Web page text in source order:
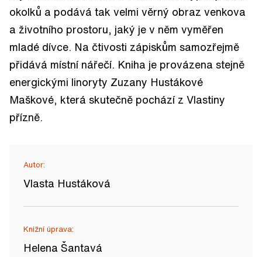
okolků a podává tak velmi věrný obraz venkova
a životního prostoru, jaký je v něm vyměřen
mladé dívce. Na čtivosti zápiskům samozřejmě
přidává místní nářečí. Kniha je provázena stejně
energickými linoryty Zuzany Hustákové
Maškové, která skutečně pochází z Vlastiny
přízně.
Autor:
Vlasta Hustáková
Knižní úprava:
Helena Šantavá